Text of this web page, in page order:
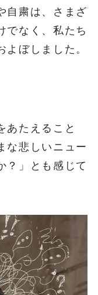
自粛は、さまざ
でなく、私たち
ぼしました。
あたえること
な悲しいニュー
？」とも感じて